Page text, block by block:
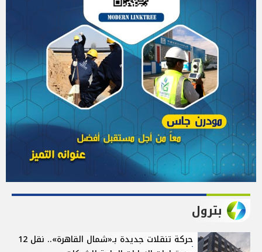
بترول
حركة تنقلات جديدة بـ«شمال القاهرة».. نقل 12